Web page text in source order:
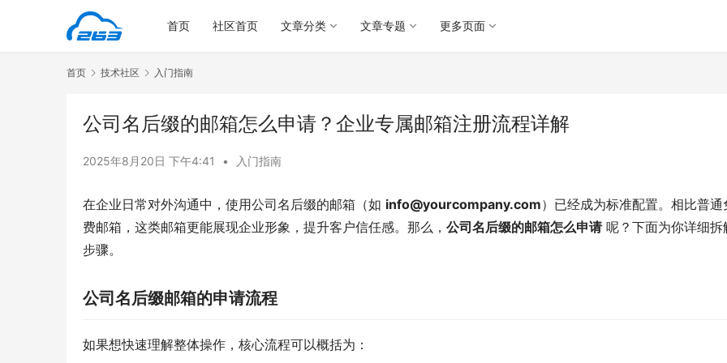
首页 社区首页 文章分类 文章专题 更多页面
首页 技术社区 入门指南
公司名后缀的邮箱怎么申请？企业专属邮箱注册流程详解
2025年8月20日 下午4:41 • 入门指南
在企业日常对外沟通中，使用公司名后缀的邮箱（如 info@yourcompany.com）已经成为标准配置。相比普通
费邮箱，这类邮箱更能展现企业形象，提升客户信任感。那么， 公司名后缀的邮箱怎么申请 呢？下面为你详细拆
步骤。
公司名后缀邮箱的申请流程
如果想快速理解整体操作，核心流程可以概括为：